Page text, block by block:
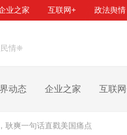
业之家 互联网+ 政法舆情
情❈
动态 企业之家 互联
耿爽一句话直戳美国痛点